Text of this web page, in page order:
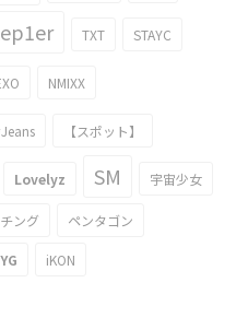
TXT STAYC
NMIXX
【スポット】
Lovelyz SM 宇宙少女
ング ペンタゴン
YG iKON